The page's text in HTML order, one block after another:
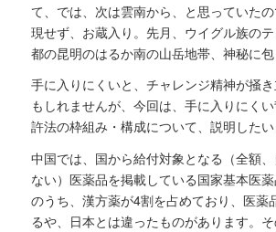
て、では、次は雲南から、と思っていた
現せず、お蔵入り。先月、ウイグル族の
都の昆明のはるか南の山岳地帯、神秘に
手に入りにくいと、チャレンジ精神が掻
もしれませんが、今回は、手に入りにく
許法の枠組み・構成について、説明したい
中国では、国から給付対象となる（全額
ない）医薬品を掲載している国家基本医
のうち、漢方薬が4割を占めており、医薬
るや、日本とは違ったものがあります。